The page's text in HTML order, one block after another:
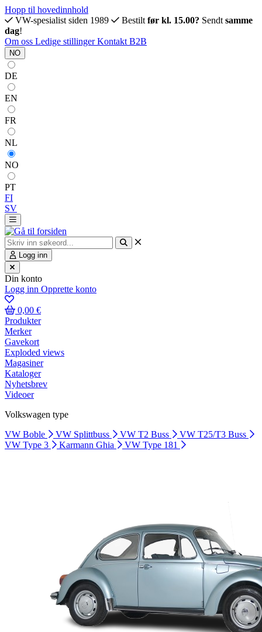
Hopp til hovedinnhold
VW-spesialist siden 1989
Bestilt før kl. 15.00? Sendt samme
dag!
Om oss Ledige stillingerKontakt B2B
NO
DE
EN
FR
NL
NO
PT
FI
SV
Logg inn
Din konto
Logg inn Opprette konto
0,00 €
Produkter
Merker
Gavekort
Exploded views
Magasiner
Kataloger
Nyhetsbrev
Videoer
Volkswagen type
VW Boble
VW Splittbuss VW T2 Buss
VW T25/T3 Buss
VW Type 3
Karmann Ghia VW Type 181